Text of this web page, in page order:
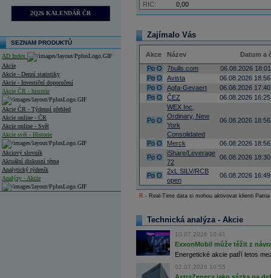
2Q26 KALENDÁŘ ČR
SEZNAM PRODUKTŮ
AD Index
Akcie
Akcie - Denní statistiky
Akcie - Investiční doporučení
Akcie ČR - historie
Akcie ČR - Týdenní přehled
Akcie online - ČR
Akcie online - Svět
Akcie svět - Historie
Akciový slovník
Aktuální diskusní téma
Analytický týdeník
Analýzy - Akcie
RIC: 0,00
Zajímalo Vás
Akce Název
Datum a
Po O 7bulls.com
06.08.2026
Po O Avista
06.08.2026
Po O Agfa-Gevaert
06.08.2026
Po O ČEZ 06.08.2026
Po O
WEX Inc,
Ordinary, New
York
Consolidated
06.08.2026
Po O Merck
06.08.2026
Po O
iShare/Leverage
72
06.08.2026
Po O
2xL SILV/RCB
open
06.08.2026
R - Real-Time data si mohou aktivovat klienti
Technická analýza - Akcie
10.07.2026 10:41
ExxonMobil může těžit z
Energetické akcie patří letos
02.07.2026 10:55